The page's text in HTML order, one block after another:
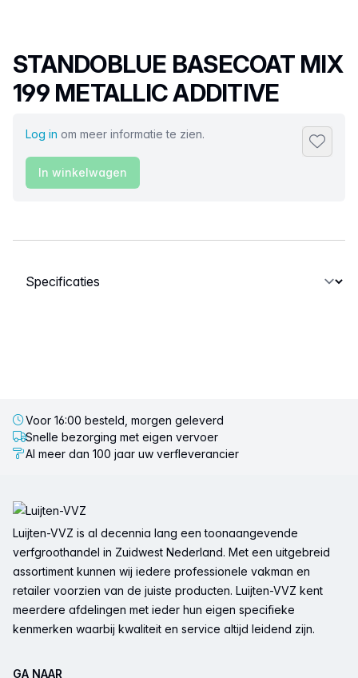
Productnaam
STANDOBLUE BASECOAT MIX
199 METALLIC ADDITIVE
Log in om meer informatie te zien.
In winkelwagen
Selecteer een tabblad
Voor 16:00 besteld, morgen geleverd
Snelle bezorging met eigen vervoer
Al meer dan 100 jaar uw verfleverancier
Luijten-VVZ is al decennia lang een toonaangevende
verfgroothandel in Zuidwest Nederland. Met een uitgebreid
assortiment kunnen wij iedere professionele vakman en
retailer voorzien van de juiste producten. Luijten-VVZ kent
meerdere afdelingen met ieder hun eigen specifieke
kenmerken waarbij kwaliteit en service altijd leidend zijn.
GA NAAR